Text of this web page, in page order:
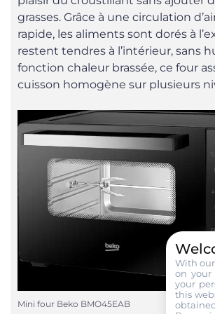
grasses. Grâce à une circulation
rapide, les aliments sont dorés à
restent tendres à l’intérieur, sans
fonction chaleur brassée, ce four
cuisson homogène sur plusieurs
Mini four Beko BMO45EAB
With
on your
your
this